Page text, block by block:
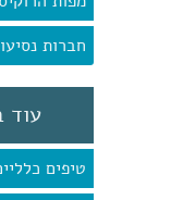
עוד
טיפים